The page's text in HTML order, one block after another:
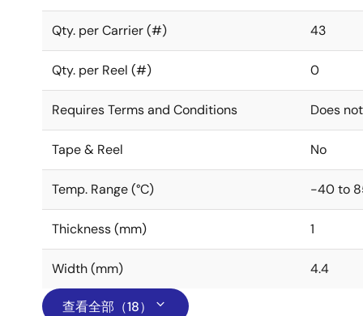
Qty. per Carrier (#) 43
Qty. per Reel (#) 0
Requires Terms and Conditions Does
Tape & Reel No
Temp. Range (°C) -40 to
Thickness (mm) 1
Width (mm) 4.4
查看全部（18）